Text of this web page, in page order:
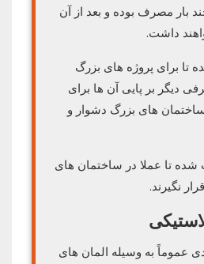
بار مصرف بوده و بعد از آن
داشت.
تا برای پروژه های بزرگ
دیگر بر پایی آن ها برای
های بزرگ دشوار و
تا عملا در ساختمان های
نگیرند.
عموماً به وسیله المان های